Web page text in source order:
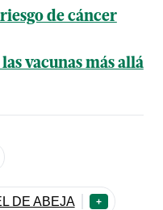
de cáncer
vacunas más allá
DE ABEJA +